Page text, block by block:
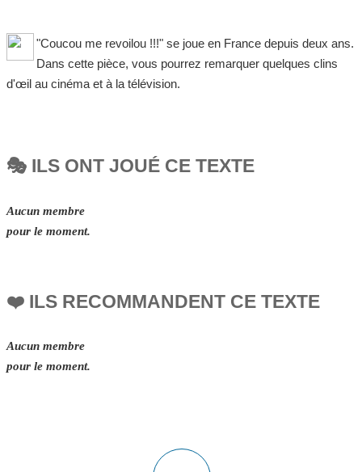
"Coucou me revoilou !!!" se joue en France depuis deux ans.
Dans cette pièce, vous pourrez remarquer quelques clins
d'œil au cinéma et à la télévision.
🎭 ILS ONT JOUÉ CE TEXTE
Aucun membre
pour le moment.
❤️ ILS RECOMMANDENT CE TEXTE
Aucun membre
pour le moment.